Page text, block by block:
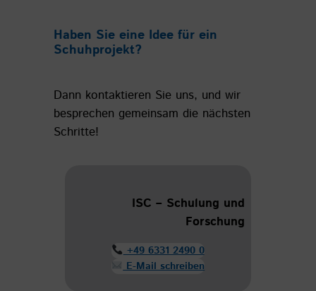
Haben Sie eine Idee für ein
Schuhprojekt?
Dann kontaktieren Sie uns, und wir
besprechen gemeinsam die nächsten
Schritte!
ISC – Schulung und
Forschung
+49 6331 2490 0
E-Mail schreiben